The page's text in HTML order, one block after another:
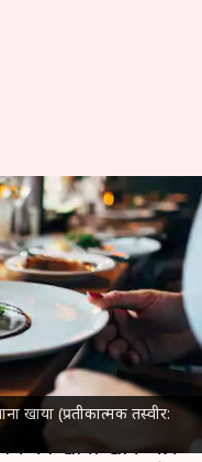
खाया (प्रतीकात्मक तस्वीर:
में 1 लाख
छोड़कर
सामने आया
का खाना खाने और